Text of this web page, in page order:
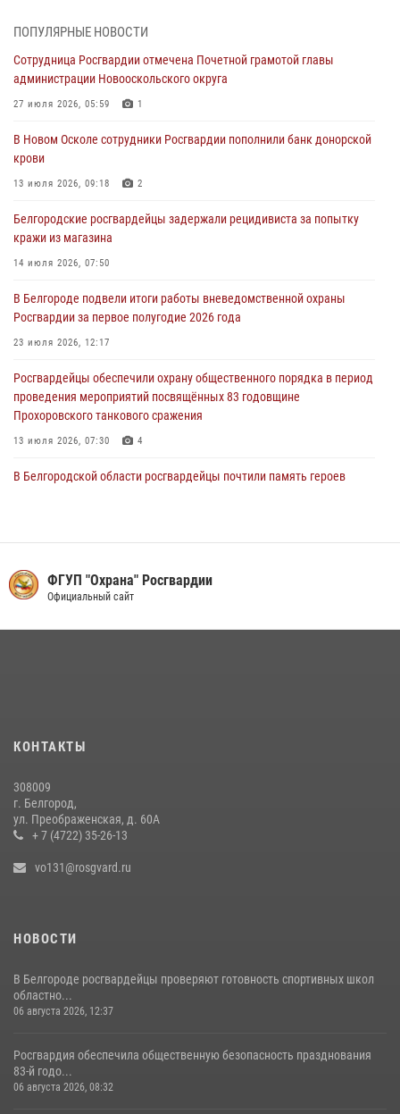
03 августа 2026, 11:45 5
Росгвардейцы оказали помощь пострадавшему в результате атаки
FPV-дрона ВСУ в Белгородской области
01 августа 2026, 19:35
Ведомственная акция «Каникулы с Росгвардией» прошла в
пришкольном лагере Старого Оскола
31 июля 2026, 08:38 2
Росгвардейцы проверяют готовность школ к началу учебного года
в Яковлевском и Прохоровском округах
30 июля 2026, 14:53
Белгородские росгвардейцы проверяют избирательные участки
накануне выборов
30 июля 2026, 06:13
ПОПУЛЯРНЫЕ НОВОСТИ
Сотрудница Росгвардии отмечена Почетной грамотой главы
администрации Новооскольского округа
27 июля 2026, 05:59 1
В Новом Осколе сотрудники Росгвардии пополнили банк донорской
крови
13 июля 2026, 09:18 2
Белгородские росгвардейцы задержали рецидивиста за попытку
кражи из магазина
14 июля 2026, 07:50
В Белгороде подвели итоги работы вневедомственной охраны
Росгвардии за первое полугодие 2026 года
23 июля 2026, 12:17
Росгвардейцы обеспечили охрану общественного порядка в период
проведения мероприятий посвящённых 83 годовщине
Прохоровского танкового сражения
13 июля 2026, 07:30 4
В Белгородской области росгвардейцы почтили память героев
в Яковлевском и Прохоровском округах
30 июля 2026, 14:53
07 июля 2026, 06:38
образовательных учреждений Белгорода к новому учебному году
23 июля 2026, 11:58 5
ФГУП "Охрана" Росгвардии
Официальный сайт
КОНТАКТЫ
308009
г. Белгород,
ул. Преображенская, д. 60А
+ 7 (4722) 35-26-13
vo131@rosgvard.ru
НОВОСТИ
В Белгороде росгвардейцы проверяют готовность спортивных школ
областно...
06 августа 2026, 12:37
Росгвардия обеспечила общественную безопасность празднования
83-й годо...
06 августа 2026, 08:32